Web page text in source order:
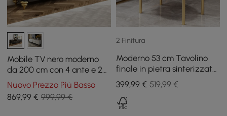
Mobile TV nero moderno
da 200 cm con 4 ante e 2
cassetti
Nuovo Prezzo Più Basso
869,99 € 999,99 €
2 Finitura
Moderno 53 cm Tavolino
finale in pietra sinterizzata
scanalata bianca e oro con
2 cassetti
399,99€ 519,99 €